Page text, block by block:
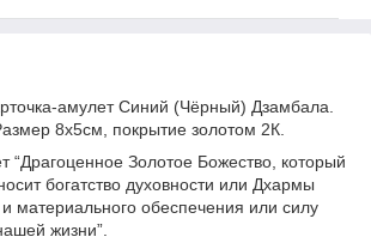
амулет Синий (Чёрный) Дзамбала.
8х5см, покрытие золотом 2К.
“Драгоценное Золотое Божество, который
богатство духовности или Дхармы
материального обеспечения или силу
жизни”.